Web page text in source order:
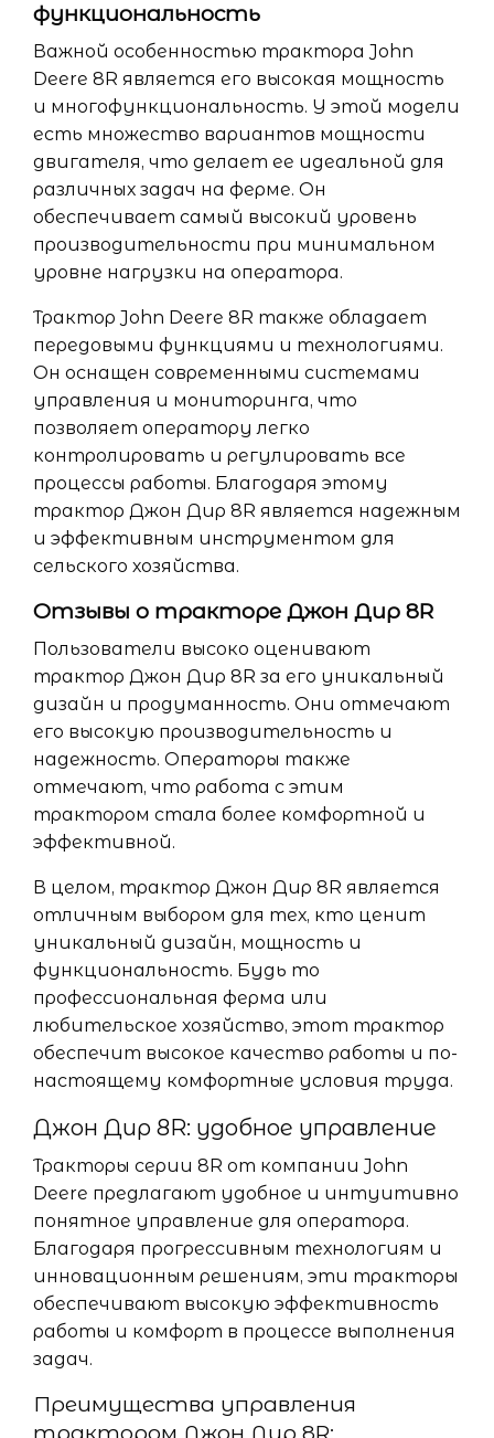
функциональность
Важной особенностью трактора John
Deere 8R является его высокая мощность
и многофункциональность. У этой модели
есть множество вариантов мощности
двигателя, что делает ее идеальной для
различных задач на ферме. Он
обеспечивает самый высокий уровень
производительности при минимальном
уровне нагрузки на оператора.
Трактор John Deere 8R также обладает
передовыми функциями и технологиями.
Он оснащен современными системами
управления и мониторинга, что
позволяет оператору легко
контролировать и регулировать все
процессы работы. Благодаря этому
трактор Джон Дир 8R является надежным
и эффективным инструментом для
сельского хозяйства.
Отзывы о тракторе Джон Дир 8R
Пользователи высоко оценивают
трактор Джон Дир 8R за его уникальный
дизайн и продуманность. Они отмечают
его высокую производительность и
надежность. Операторы также
отмечают, что работа с этим
трактором стала более комфортной и
эффективной.
В целом, трактор Джон Дир 8R является
отличным выбором для тех, кто ценит
уникальный дизайн, мощность и
функциональность. Будь то
профессиональная ферма или
любительское хозяйство, этот трактор
обеспечит высокое качество работы и по-
настоящему комфортные условия труда.
Джон Дир 8R: удобное управление
Тракторы серии 8R от компании John
Deere предлагают удобное и интуитивно
понятное управление для оператора.
Благодаря прогрессивным технологиям и
инновационным решениям, эти тракторы
обеспечивают высокую эффективность
работы и комфорт в процессе выполнения
задач.
Преимущества управления